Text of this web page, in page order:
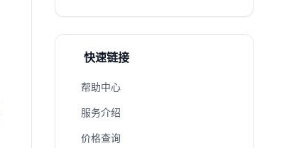
快速链接
帮助中心
服务介绍
价格查询